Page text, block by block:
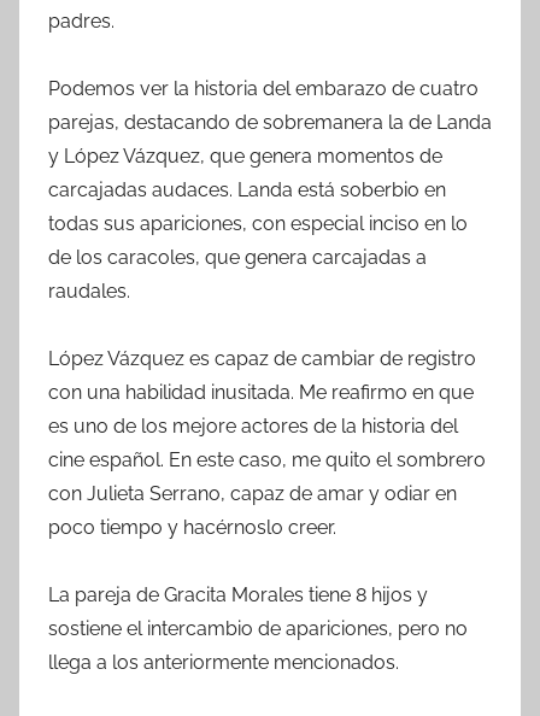
padres.
Podemos ver la historia del embarazo de cuatro
parejas, destacando de sobremanera la de Landa
y López Vázquez, que genera momentos de
carcajadas audaces. Landa está soberbio en
todas sus apariciones, con especial inciso en lo
de los caracoles, que genera carcajadas a
raudales.
López Vázquez es capaz de cambiar de registro
con una habilidad inusitada. Me reafirmo en que
es uno de los mejore actores de la historia del
cine español. En este caso, me quito el sombrero
con Julieta Serrano, capaz de amar y odiar en
poco tiempo y hacérnoslo creer.
La pareja de Gracita Morales tiene 8 hijos y
sostiene el intercambio de apariciones, pero no
llega a los anteriormente mencionados.